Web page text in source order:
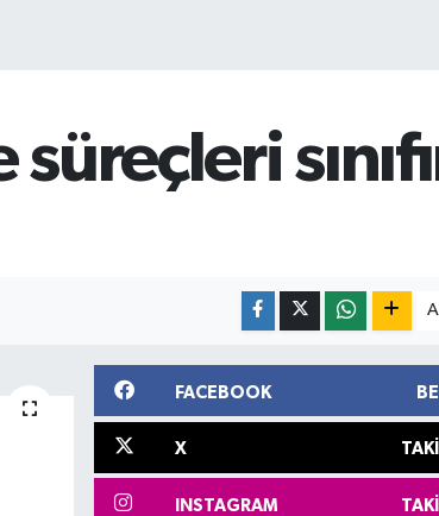
A
FACEBOOK
X
INSTAGRAM